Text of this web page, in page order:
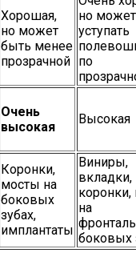
Хорошая,
но может
быть менее
прозрачной
но может
уступать
по
Очень
высокая
Высокая
Коронки,
мосты на
боковых
зубах,
имплантаты
Виниры,
вкладки,
на
боковых